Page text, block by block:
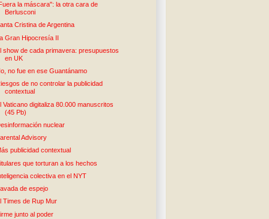
la máscara": la otra cara de
Berlusconi
Cristina de Argentina
Gran Hipocresía II
show de cada primavera: presupuestos
en UK
no fue en ese Guantánamo
de no controlar la publicidad
contextual
Vaticano digitaliza 80.000 manuscritos
(45 Pb)
nuclear
Advisory
publicidad contextual
que torturan a los hechos
colectiva en el NYT
de espejo
Times de Rup Mur
junto al poder